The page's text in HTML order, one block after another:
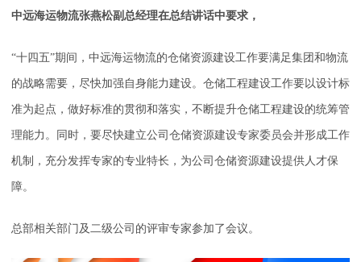
中远海运物流张燕松副总经理在总结讲话中要求，
“十四五”期间，中远海运物流的仓储资源建设工作要满足集团和物流
的战略需要，尽快加强自身能力建设。仓储工程建设工作要以设计标
准为起点，做好标准的贯彻和落实，不断提升仓储工程建设的统筹管
理能力。同时，要尽快建立公司仓储资源建设专家委员会并形成工作
机制，充分发挥专家的专业特长，为公司仓储资源建设提供人才保
障。
总部相关部门及二级公司的评审专家参加了会议。